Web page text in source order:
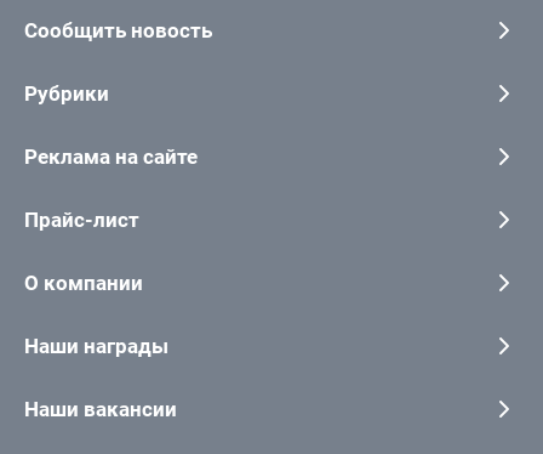
Сообщить новость
Рубрики
Реклама на сайте
Прайс-лист
О компании
Наши награды
Наши вакансии